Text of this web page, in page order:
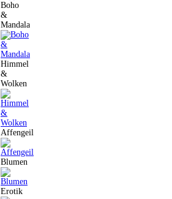
Boho
&
Mandala
Himmel
&
Wolken
Affengeil
Blumen
Erotik